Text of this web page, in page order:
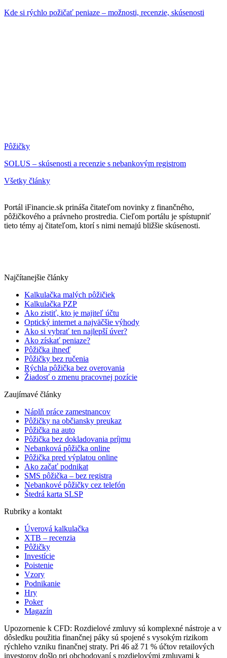
Kde si rýchlo požičať peniaze – možnosti, recenzie, skúsenosti
Pôžičky
SOLUS – skúsenosti a recenzie s nebankovým registrom
Všetky články
Portál iFinancie.sk prináša čitateľom novinky z finančného,
pôžičkového a právneho prostredia. Cieľom portálu je spístupniť
tieto témy aj čitateľom, ktorí s nimi nemajú bližšie skúsenosti.
Najčítanejšie články
Kalkulačka malých pôžičiek
Kalkulačka PZP
Ako zistiť, kto je majiteľ účtu
Optický internet a najväčšie výhody
Ako si vybrať ten najlepší úver?
Ako získať peniaze?
Pôžička ihneď
Pôžičky bez ručenia
Rýchla pôžička bez overovania
Žiadosť o zmenu pracovnej pozície
Zaujímavé články
Náplň práce zamestnancov
Pôžičky na občiansky preukaz
Pôžička na auto
Pôžička bez dokladovania príjmu
Nebanková pôžička online
Pôžička pred výplatou online
Ako začať podnikat
SMS pôžička – bez registra
Nebankové pôžičky cez telefón
Štedrá karta SLSP
Rubriky a kontakt
Úverová kalkulačka
XTB – recenzia
Pôžičky
Investície
Poistenie
Vzory
Podnikanie
Hry
Poker
Magazín
Upozornenie k CFD: Rozdielové zmluvy sú komplexné nástroje a v
dôsledku použitia finančnej páky sú spojené s vysokým rizikom
rýchleho vzniku finančnej straty. Pri 46 až 71 % účtov retailových
investorov došlo pri obchodovaní s rozdielovými zmluvami k